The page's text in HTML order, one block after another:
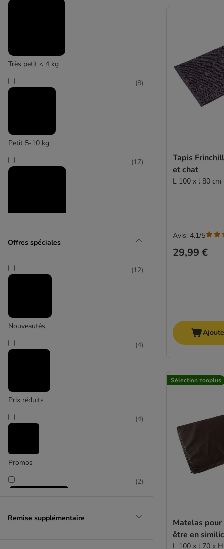
Très petit < 4 kg
Petit 5-10 kg
(8)
(17)
Grand 26-44 kg
Très grand > 45 kg
Offres spéciales
Nouveautés
(12)
Prix réduits
(4)
Promos
(4)
(2)
Remise supplémentaire
Tapis
et chat
L 100 x l 80 cm
29,99 €
Avis: 4.1/5
Sélection zooplus
Matelas
être en
L 100 x l 70 x